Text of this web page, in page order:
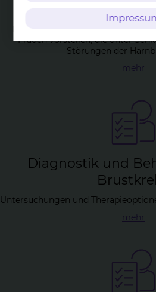
In unserer urogynäkologischen
Frauen vorstellen, die unter
Störungen der
mehr
Dia­gnos­tik und
Untersuchungen und
mehr